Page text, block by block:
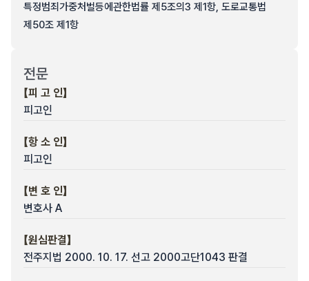
특정범죄가중처벌등에관한법률 제5조의3 제1항, 도로교통법
제50조 제1항
전문
【피 고 인】
피고인
【항 소 인】
피고인
【변 호 인】
변호사 A
【원심판결】
전주지법 2000. 10. 17. 선고 2000고단1043 판결